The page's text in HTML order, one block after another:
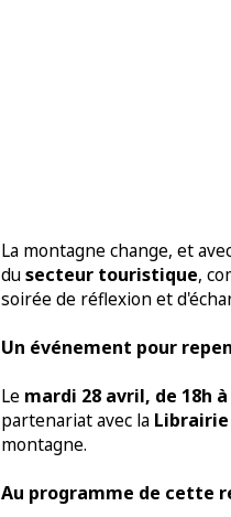
La montagne change, et
dusecteur touristique,
soirée de réflexion et
Un événement pour
Le mardi 28 avril, de 18h à
partenariat avec la Librairie
montagne.
Au programme de cette